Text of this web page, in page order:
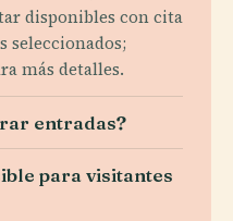
disponibles con cita
seleccionados;
más detalles.
entradas?
para visitantes